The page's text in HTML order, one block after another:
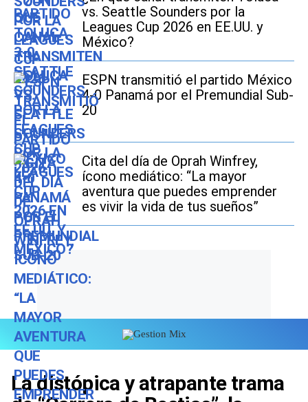
vs. Seattle Sounders por la
Leagues Cup 2026 en EE.UU. y
México?
ESPN transmitió el partido México
4-0 Panamá por el Premundial Sub-
20
Cita del día de Oprah Winfrey,
ícono mediático: “La mayor
aventura que puedes emprender
es vivir la vida de tus sueños”